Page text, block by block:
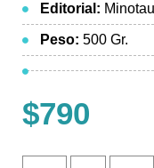
Editorial:
Peso: 500 Gr.
$790